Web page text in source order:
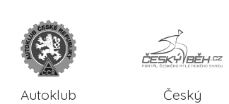
Autoklub
Český